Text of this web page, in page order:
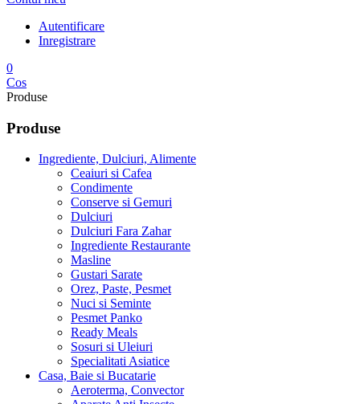
Autentificare
Inregistrare
0
Cos
Produse
Produse
Ingrediente, Dulciuri, Alimente
Ceaiuri si Cafea
Condimente
Conserve si Gemuri
Dulciuri
Dulciuri Fara Zahar
Ingrediente Restaurante
Masline
Gustari Sarate
Orez, Paste, Pesmet
Nuci si Seminte
Pesmet Panko
Ready Meals
Sosuri si Uleiuri
Specialitati Asiatice
Casa, Baie si Bucatarie
Aeroterma, Convector